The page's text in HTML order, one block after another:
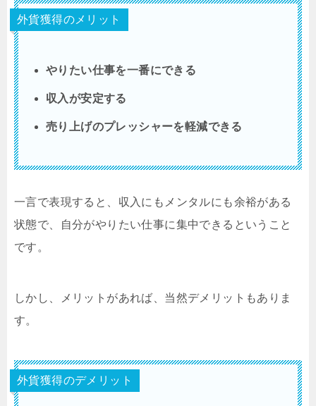
外貨獲得のメリット
やりたい仕事を一番にできる
収入が安定する
売り上げのプレッシャーを軽減できる
一言で表現すると、収入にもメンタルにも余裕がある
状態で、自分がやりたい仕事に集中できるということ
です。
しかし、メリットがあれば、当然デメリットもありま
す。
外貨獲得のデメリット